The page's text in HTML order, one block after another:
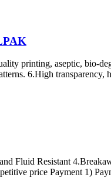
printing, aseptic, bio-
6.High
Fluid Resistant
price Payment 1)